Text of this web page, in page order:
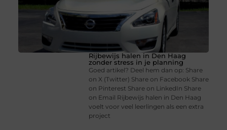
Rijbewijs halen in Den Haag
zonder stress in je planning
Goed artikel? Deel hem dan op: Share
on X (Twitter) Share on Facebook Share
on Pinterest Share on LinkedIn Share
on Email Rijbewijs halen in Den Haag
voelt voor veel leerlingen als een extra
project